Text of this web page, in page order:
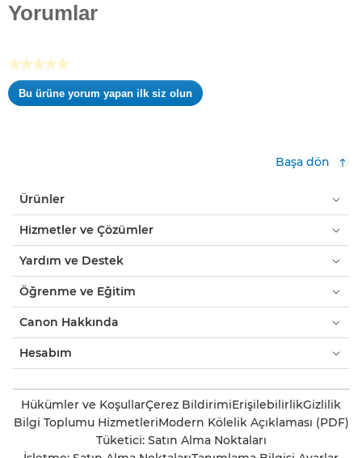
Yorumlar
★★★★★
Değerlendirme
değeriBu ürüne yorum yapan ilk siz olun
.
kutusu
açar.
Başa dön
Ürünler
Hizmetler ve Çözümler
Yardım ve Destek
Öğrenme ve Eğitim
Canon Hakkında
Hesabım
Hükümler ve KoşullarÇerez BildirimiErişilebilirlikGizlilik
Bilgi Toplumu HizmetleriModern Kölelik Açıklaması (PDF)
Tüketici: Satın Alma Noktaları